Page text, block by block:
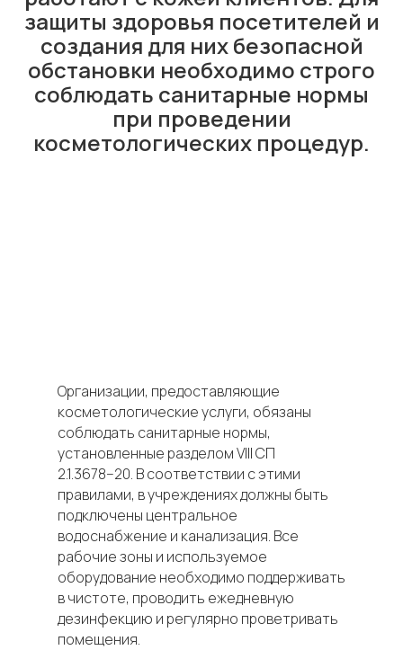
защиты здоровья посетителей и
создания для них безопасной
обстановки необходимо строго
соблюдать санитарные нормы
при проведении
косметологических процедур.
Организации, предоставляющие
косметологические услуги, обязаны
соблюдать санитарные нормы,
установленные разделом VIII СП
2.1.3678−20. В соответствии с этими
правилами, в учреждениях должны быть
подключены центральное
водоснабжение и канализация. Все
рабочие зоны и используемое
оборудование необходимо поддерживать
в чистоте, проводить ежедневную
дезинфекцию и регулярно проветривать
помещения.